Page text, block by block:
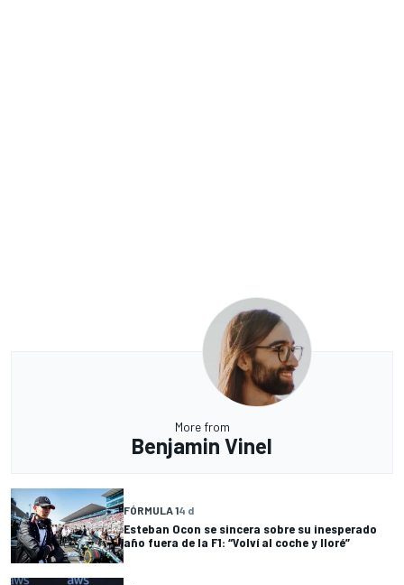
More from
Benjamin Vinel
FÓRMULA 14 d
Esteban Ocon se sincera sobre su inesperado
año fuera de la F1: “Volví al coche y lloré”